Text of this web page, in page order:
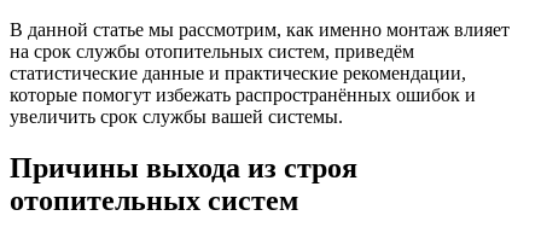
В данной статье мы рассмотрим, как именно монтаж влияет
на срок службы отопительных систем, приведём
статистические данные и практические рекомендации,
которые помогут избежать распространённых ошибок и
увеличить срок службы вашей системы.
Причины выхода из строя
отопительных систем